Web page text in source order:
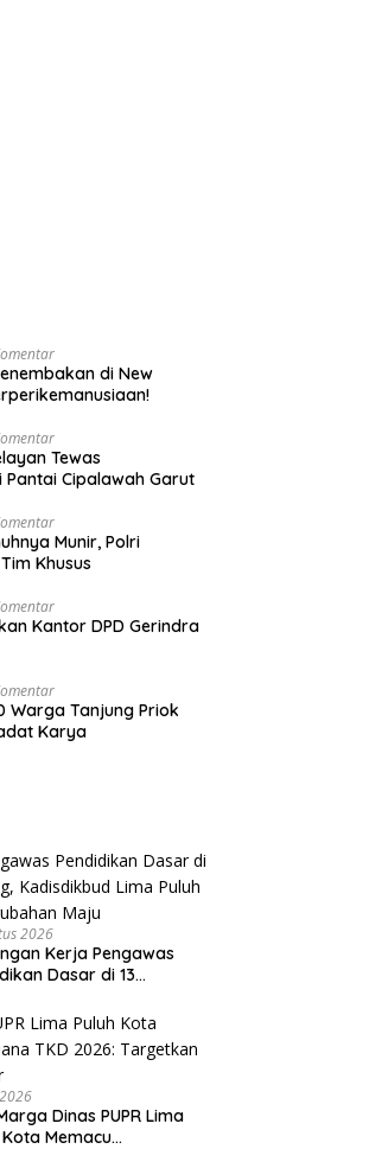
di New
Tewas
Cipalawah Garut
Munir, Polri
Khusus
Kantor DPD Gerindra
Warga Tanjung Priok
Karya
2026
Kerja Pengawas
Dasar di 13
Lima Puluh Kota
Bawa Perubahan Maju
Dinas PUPR Lima
Kota Memacu